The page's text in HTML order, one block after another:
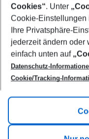
Footer
Footer navigation
Title A
Link A
Cookies“. Unter
Cookie-Einstellungen
Ihre Privatsphäre-
jederzeit ändern oder
einfach unten auf
Datenschutz-
Cookie/Tracking-